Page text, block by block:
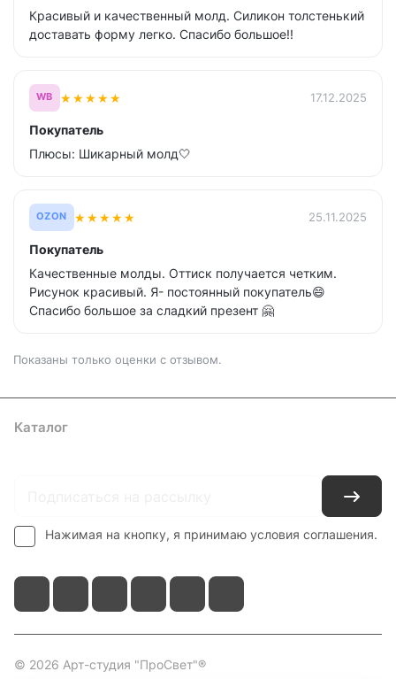
Красивый и качественный молд. Силикон толстенький
доставать форму легко. Спасибо большое!!
WB ★★★★★ 17.12.2025
Покупатель
Плюсы: Шикарный молд🤍
OZON ★★★★★ 25.11.2025
Покупатель
Качественные молды. Оттиск получается четким.
Рисунок красивый. Я- постоянный покупатель😄
Спасибо большое за сладкий презент 🤗
Показаны только оценки с отзывом.
Каталог
Нажимая на кнопку, я принимаю условия соглашения.
© 2026 Арт-студия "ПроСвет"®